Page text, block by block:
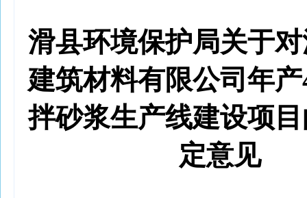
滑县环境保护局关于
建筑材料有限公司年
拌砂浆生产线建设项
定意见